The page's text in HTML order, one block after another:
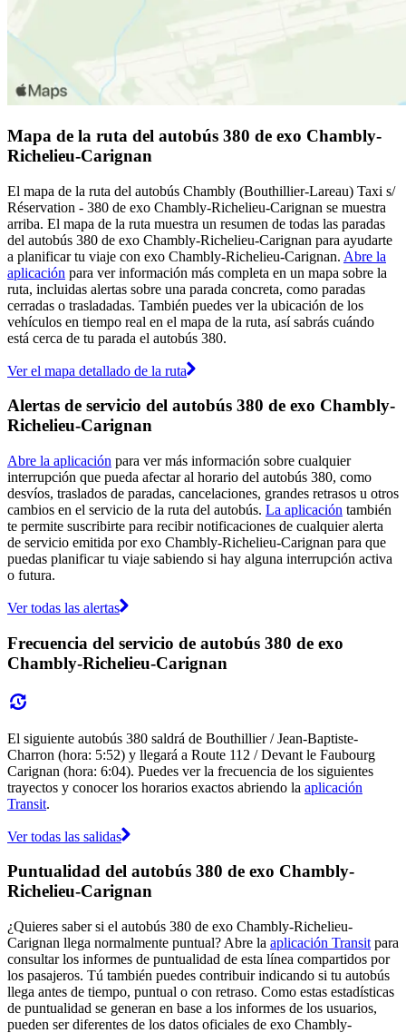
Mapa de la ruta del autobús 380 de exo Chambly-
Richelieu-Carignan
El mapa de la ruta del autobús Chambly (Bouthillier-Lareau) Taxi s/
Réservation - 380 de exo Chambly-Richelieu-Carignan se muestra
arriba. El mapa de la ruta muestra un resumen de todas las paradas
del autobús 380 de exo Chambly-Richelieu-Carignan para ayudarte
a planificar tu viaje con exo Chambly-Richelieu-Carignan. Abre la
aplicación para ver información más completa en un mapa sobre la
ruta, incluidas alertas sobre una parada concreta, como paradas
cerradas o trasladadas. También puedes ver la ubicación de los
vehículos en tiempo real en el mapa de la ruta, así sabrás cuándo
está cerca de tu parada el autobús 380.
Ver el mapa detallado de la ruta
Alertas de servicio del autobús 380 de exo Chambly-
Richelieu-Carignan
Abre la aplicación para ver más información sobre cualquier
interrupción que pueda afectar al horario del autobús 380, como
desvíos, traslados de paradas, cancelaciones, grandes retrasos u otros
cambios en el servicio de la ruta del autobús. La aplicación también
te permite suscribirte para recibir notificaciones de cualquier alerta
de servicio emitida por exo Chambly-Richelieu-Carignan para que
puedas planificar tu viaje sabiendo si hay alguna interrupción activa
o futura.
Ver todas las alertas
Frecuencia del servicio de autobús 380 de exo
Chambly-Richelieu-Carignan
El siguiente autobús 380 saldrá de Bouthillier / Jean-Baptiste-
Charron (hora: 5:52) y llegará a Route 112 / Devant le Faubourg
Carignan (hora: 6:04). Puedes ver la frecuencia de los siguientes
trayectos y conocer los horarios exactos abriendo la aplicación
Transit.
Ver todas las salidas
Puntualidad del autobús 380 de exo Chambly-
Richelieu-Carignan
¿Quieres saber si el autobús 380 de exo Chambly-Richelieu-
Carignan llega normalmente puntual? Abre la aplicación Transit para
consultar los informes de puntualidad de esta línea compartidos por
los pasajeros. Tú también puedes contribuir indicando si tu autobús
llega antes de tiempo, puntual o con retraso. Como estas estadísticas
de puntualidad se generan en base a los informes de los usuarios,
pueden ser diferentes de los datos oficiales de exo Chambly-